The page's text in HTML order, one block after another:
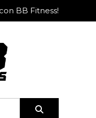
BB Fitness!